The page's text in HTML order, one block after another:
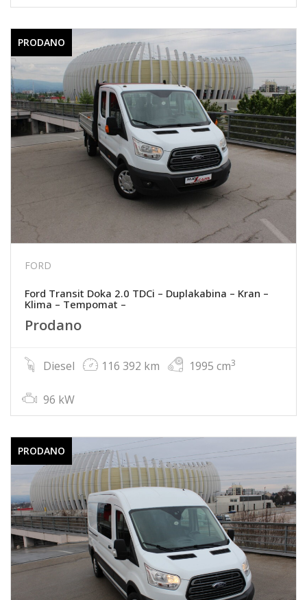
PRODANO
FORD
Ford Transit Doka 2.0 TDCi – Duplakabina – Kran –
Klima – Tempomat –
Prodano
Diesel 116 392 km 1995 cm3
96 kW
PRODANO